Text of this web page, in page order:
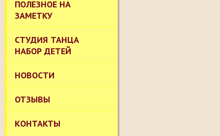
ПОЛЕЗНОЕ НА
ЗАМЕТКУ
СТУДИЯ ТАНЦА
НАБОР ДЕТЕЙ
НОВОСТИ
ОТЗЫВЫ
КОНТАКТЫ